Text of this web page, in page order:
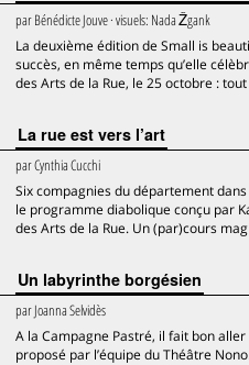
parBénédicte Jouve· visuels: Nada Žgank
La deuxième édition de Small is
succès, en même temps qu’elle
des Arts de la Rue, le 25 octobre :
La rue est vers l’art
parCynthia Cucchi
Six compagnies du département
le programme diabolique conçu par
des Arts de la Rue. Un (par)cours
Un labyrinthe borgésien
parJoanna Selvidès
A la Campagne Pastré, il fait bon
proposé par l’équipe du Théâtre